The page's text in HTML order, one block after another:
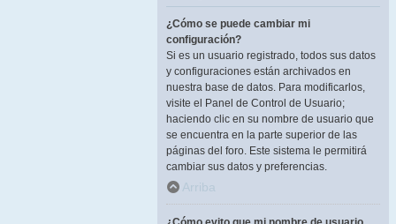
¿Cómo se puede cambiar mi
configuración?
Si es un usuario registrado, todos sus datos
y configuraciones están archivados en
nuestra base de datos. Para modificarlos,
visite el Panel de Control de Usuario;
haciendo clic en su nombre de usuario que
se encuentra en la parte superior de las
páginas del foro. Este sistema le permitirá
cambiar sus datos y preferencias.
Arriba